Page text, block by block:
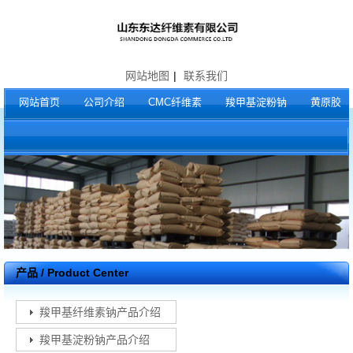
网站地图 | 联系我们
网站首页 公司介绍 CMC纤维素 羧甲基淀粉钠 黄原胶
产品 / Product Center
羧甲基纤维素钠产品介绍
羧甲基淀粉钠产品介绍